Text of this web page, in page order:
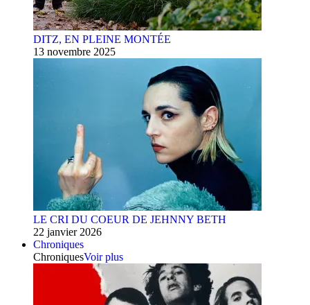
DITZ, EN PLEINE MONTÉE
13 novembre 2025
LE CRI DU COEUR DE JEHNNY BETH
22 janvier 2026
Chroniques
ChroniquesVoir plus